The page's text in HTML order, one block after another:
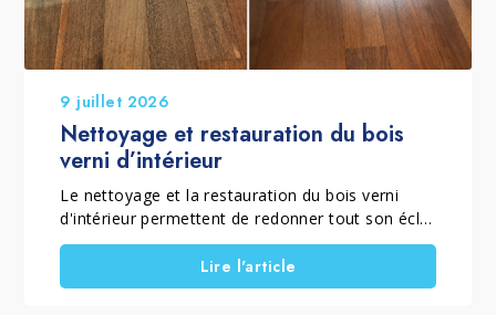
9 juillet 2026
Nettoyage et restauration du bois
verni d’intérieur
Le nettoyage et la restauration du bois verni
d'intérieur permettent de redonner tout son éclat
à un parquet verni mat ou brillant qui a perdu sa
brillance, son homogénéité et sa couleur à cause
de l'usure quotidienne. Lorsque le vernis est
Lire l'article